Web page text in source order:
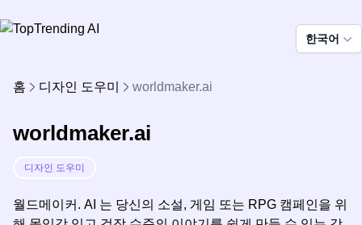
한국어
홈 디자인 도우미 worldmaker.ai
worldmaker.ai
디자인 도우미
월드메이커. AI 는 당신의 소설, 게임 또는 RPG 캠페인을 위